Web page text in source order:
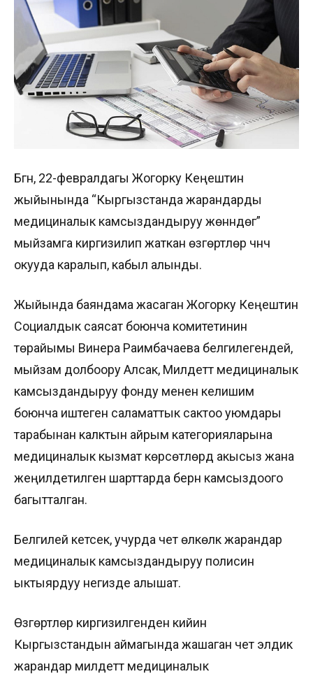
Бүгүн, 22-февралдагы Жогорку Кеңештин
жыйынында “Кыргызстанда жарандарды
медициналык камсыздандыруу жөнүндөгү”
мыйзамга киргизилип жаткан өзгөртүүлөр үчүнчү
окууда каралып, кабыл алынды.
Жыйында баяндама жасаган Жогорку Кеңештин
Социалдык саясат боюнча комитетинин
төрайымы Винера Раимбачаева белгилегендей,
мыйзам долбоору Алсак, Милдеттүү медициналык
камсыздандыруу фонду менен келишим
боюнча иштеген саламаттык сактоо уюмдары
тарабынан калктын айрым категорияларына
медициналык кызмат көрсөтүүлөрдү акысыз жана
жеңилдетилген шарттарда берүүнү камсыздоого
багытталган.
Белгилей кетсек, учурда чет өлкөлүк жарандар
медициналык камсыздандыруу полисин
ыктыярдуу негизде алышат.
Өзгөртүүлөр киргизилгенден кийин
Кыргызстандын аймагында жашаган чет элдик
жарандар милдеттүү медициналык